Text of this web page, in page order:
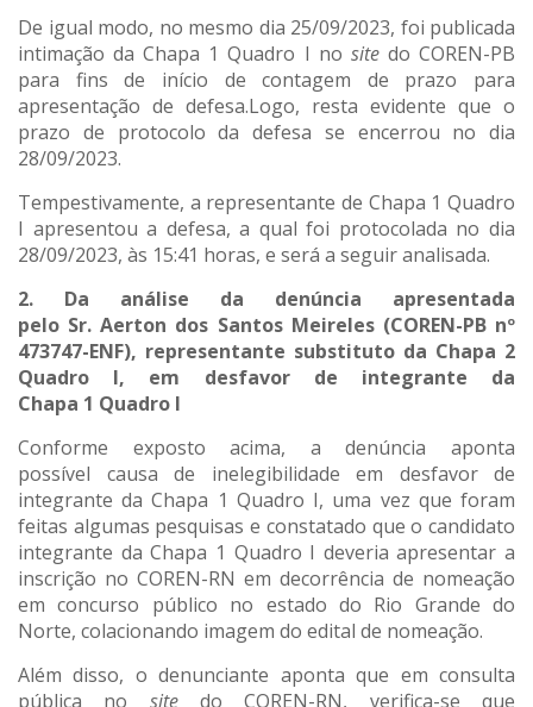
De igual modo, no mesmo dia 25/09/2023, foi publicada
intimação da Chapa 1 Quadro I no sitedo COREN-PB
para fins de início de contagem de prazo para
apresentação de defesa.Logo, resta evidente que o
prazo de protocolo da defesa se encerrou no dia
28/09/2023.
Tempestivamente, a representante de Chapa 1 Quadro
I apresentou a defesa, a qual foi protocolada no dia
28/09/2023, às 15:41 horas, e será a seguir analisada.
2. Da análise da denúncia apresentada
pelo Sr.Aerton dos Santos Meireles (COREN-PB nº
473747-ENF), representante substituto da Chapa 2
Quadro I, em desfavor de integrante da
Chapa 1 Quadro I
Conforme exposto acima, a denúncia aponta
possível causa de inelegibilidade em desfavor de
integrante da Chapa 1 Quadro I, uma vez que foram
feitas algumas pesquisas e constatado que o candidato
integrante da Chapa 1 Quadro I deveria apresentar a
inscrição no COREN-RN em decorrência de nomeação
em concurso público no estado do Rio Grande do
Norte, colacionando imagem do edital de nomeação.
Além disso, o denunciante aponta que em consulta
pública no sitedo COREN-RN, verifica-se que